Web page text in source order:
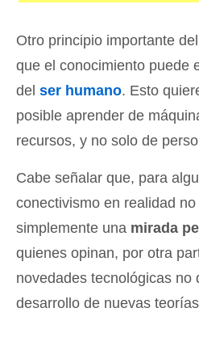
Otro principio importante
que el conocimiento puede
del ser humano. Esto
posible aprender de
recursos, y no solo de
Cabe señalar que, para
conectivismo en realidad no
simplemente una mirada
quienes opinan, por otra
novedades tecnológicas no
desarrollo de nuevas